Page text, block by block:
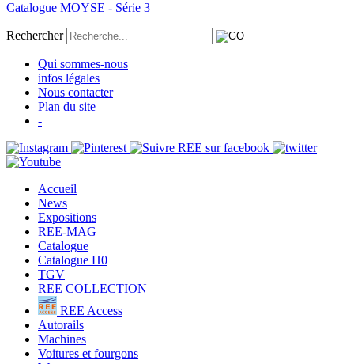
Catalogue MOYSE - Série 3
Rechercher
Qui sommes-nous
infos légales
Nous contacter
Plan du site
-
Accueil
News
Expositions
REE-MAG
Catalogue
Catalogue H0
TGV
REE COLLECTION
REE Access
Autorails
Machines
Voitures et fourgons